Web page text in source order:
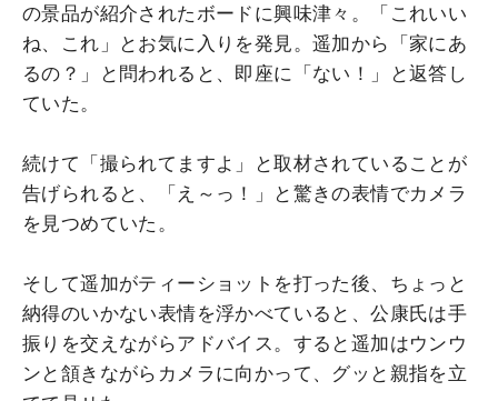
の景品が紹介されたボードに興味津々。「これいい
ね、これ」とお気に入りを発見。遥加から「家にあ
るの？」と問われると、即座に「ない！」と返答し
ていた。
続けて「撮られてますよ」と取材されていることが
告げられると、「え～っ！」と驚きの表情でカメラ
を見つめていた。
そして遥加がティーショットを打った後、ちょっと
納得のいかない表情を浮かべていると、公康氏は手
振りを交えながらアドバイス。すると遥加はウンウ
ンと頷きながらカメラに向かって、グッと親指を立